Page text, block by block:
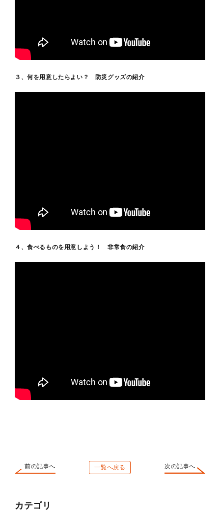
３、何を用意したらよい？ 防災グッズの紹介
４、食べるものを用意しよう！ 非常食の紹介
前の記事へ 一覧へ戻る 次の記事へ
カテゴリ